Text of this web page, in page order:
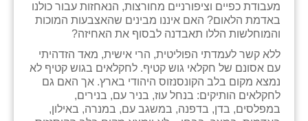
מעבודת כפיים וציפורניים מחורצות, הנאחזות עבור כולנו
באדמת הלאום? האם איננו מבינים שהאצבעות המוכות
והמוחלשות הללו תאבדנה לבסוף את האחיזה?
ללא קשר לעמדתי הפוליטית, הרי אישית, מאד הזדהיתי
עם אסונם של חקלאי גוש קטיף. לחקלאים בגוש קטיף לא
נמצא מקום בלב הקונסנזוס היהודי בארץ. אך האם גם
לחקלאים הותיקים: בנחל עוז, בניר עם, בנירים,
במפלסים, בדן, בדפנה, במשגב עם, במנרה, באילון,